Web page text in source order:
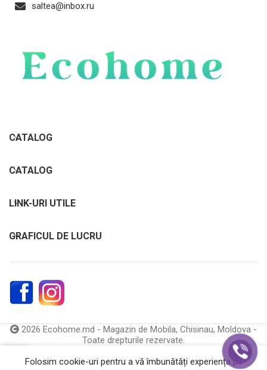
saltea@inbox.ru
CATALOG
CATALOG
LINK-URI UTILE
GRAFICUL DE LUCRU
2026 Ecohome.md - Magazin de Mobila, Chisinau, Moldova -
Toate drepturile rezervate.
Folosim cookie-uri pentru a vă îmbunătăți experiența pe